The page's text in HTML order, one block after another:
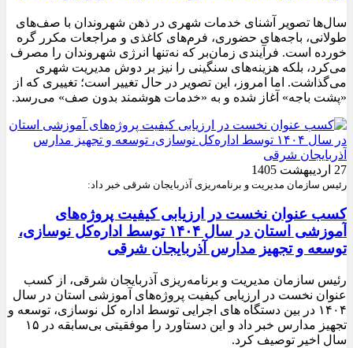
سال‌ها تصویر آشنای خدمات شهری در ذهن شهروندان با صف‌های
طولانی، باجه‌های حضوری، فرم‌های کاغذی و مراجعات مکرر گره
خورده است. فرآیندی زمان‌بر که نه‌تنها انرژی شهروندان را مصرف
می‌کرد، بلکه هزینه‌های سنگینی را نیز بر دوش مدیریت شهری
می‌گذاشت. اما امروز، این تصویر در حال تغییر است؛ تغییری که از
«پشت باجه» آغاز شده و به «خدمات هوشمند بدون صف» می‌رسد.
27 اردیبهشت 1405
رئیس سازمان مدیریت و برنامه‌ریزی آذربایجان شرقی خبر داد:
کسب عنوان نخست در ارزیابی کیفیت پروژه‌های
آموزشی استان در سال ۱۴۰۴ توسط اداره‌کل نوسازی،
توسعه و تجهیز مدارس آذربایجان شرقی
رئیس سازمان مدیریت و برنامه‌ریزی آذربایجان شرقی، از کسب
عنوان نخست در ارزیابی کیفیت پروژه‌های آموزشی استان در سال
۱۴۰۴ در بین دستگاه های اجرایی توسط اداره کل نوسازی، توسعه و
تجهیز مدارس خبر داد و این دستاورد را موفقیتی بی‌سابقه در ۱۵
سال اخیر توصیف کرد.